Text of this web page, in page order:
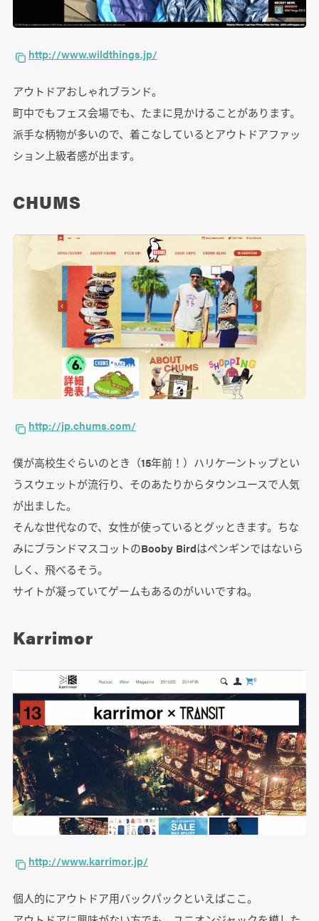
http://www.wildthings.jp/
アウトドアおしゃれブランド。
町中でもフェス会場でも、たまに見かけることがあります。
派手な柄物が多いので、着こなしているとアウトドアファッ
ション上級者感が出ます。
CHUMS
http://jp.chums.com/
僕が高校生ぐらいのとき（15年前！）ハリケーントップとい
うスウェットが流行り、そのあたりからタウンユースで人気
が出ました。
そんな世代なので、女性が使っているとグッときます。ちな
みにブランドマスコットのBooby Birdはペンギンではないら
しく、飛べるそう。
サイトが凝っていてゲームもあるのがいいですね。
Karrimor
http://www.karrimor.jp/
個人的にアウトドア用バックパックといえばここ。